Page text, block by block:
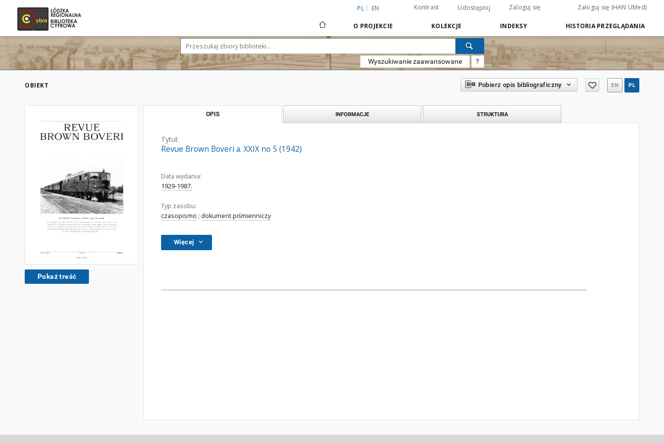
PL EN Kontrast Udostępnij Zaloguj się Zaloguj się (HAN UMed)
O PROJEKCIE KOLEKCJE INDEKSY HISTORIA PRZEGLĄDANIA
Wyszukiwanie zaawansowane ?
OBIEKT Pobierz opis bibliograficzny EN PL
Pokaż treść
OPIS INFORMACJE STRUKTURA
Tytuł:
Revue Brown Boveri a. XXIX no 5 (1942)
Data wydania:
1929-1987.
Typ zasobu:
czasopismo ; dokument piśmienniczy
Więcej